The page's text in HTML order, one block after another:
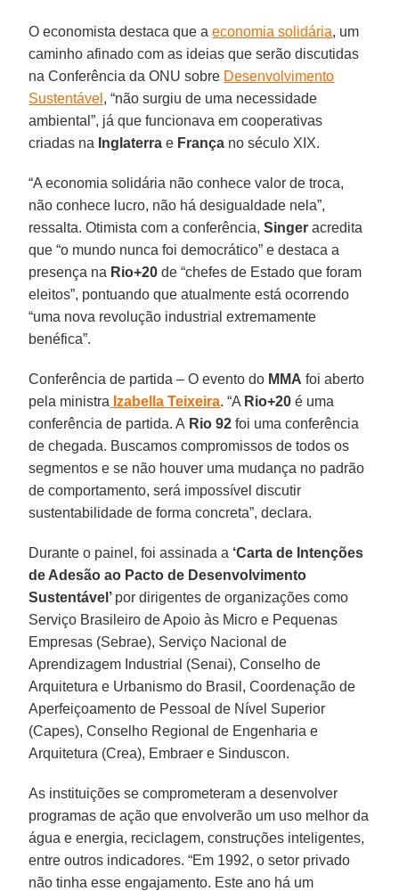
O economista destaca que aeconomia solidária, um
caminho afinado com as ideias que serão discutidas
na Conferência da ONU sobre Desenvolvimento
Sustentável , “não surgiu de uma necessidade
ambiental”, já que funcionava em cooperativas
criadas na Inglaterra e França no século XIX.
“A economia solidária não conhece valor de troca,
não conhece lucro, não há desigualdade nela”,
ressalta. Otimista com a conferência,Singer acredita
que “o mundo nunca foi democrático” e destaca a
presença na Rio+20 de “chefes de Estado que foram
eleitos”, pontuando que atualmente está ocorrendo
“uma nova revolução industrial extremamente
benéfica”.
Conferência de partida – O evento do MMA foi aberto
pela ministra Izabella Teixeira. “A Rio+20 é uma
conferência de partida. A Rio 92 foi uma conferência
de chegada. Buscamos compromissos de todos os
segmentos e se não houver uma mudança no padrão
de comportamento, será impossível discutir
sustentabilidade de forma concreta”, declara.
Durante o painel, foi assinada a ‘Carta de Intenções
de Adesão ao Pacto de Desenvolvimento
Sustentável’ por dirigentes de organizações como
Serviço Brasileiro de Apoio às Micro e Pequenas
Empresas (Sebrae), Serviço Nacional de
Aprendizagem Industrial (Senai), Conselho de
Arquitetura e Urbanismo do Brasil, Coordenação de
Aperfeiçoamento de Pessoal de Nível Superior
(Capes), Conselho Regional de Engenharia e
Arquitetura (Crea), Embraer e Sinduscon.
As instituições se comprometeram a desenvolver
programas de ação que envolverão um uso melhor da
água e energia, reciclagem, construções inteligentes,
entre outros indicadores. “Em 1992, o setor privado
não tinha esse engajamento. Este ano há um